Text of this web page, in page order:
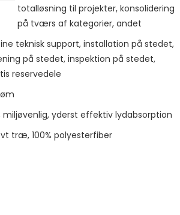
totalløsning til projekter, konsolidering
på tværs af kategorier, andet
teknisk support, installation på stedet,
på stedet, inspektion på stedet,
reservedele
miljøvenlig, yderst effektiv lydabsorption
træ, 100% polyesterfiber